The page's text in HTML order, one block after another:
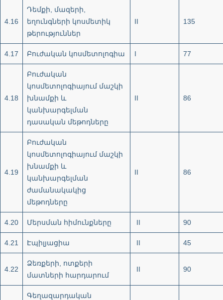
4.16
Դեմքի, մազերի,
եղունգների կոսմետիկ
թերություններ
II 135
4.17 Բուժական կոսմետոլոգիա I 77
4.18
Բուժական
կոսմետոլոգիայում մաշկի
խնամքի և
կանխարգելման
դասական մեթոդները
II 86
4.19
Բուժական
կոսմետոլոգիայում մաշկի
խնամքի և
կանխարգելման
ժամանակակից
մեթոդները
II 86
4.20 Մերսման հիմունքները II 90
4.21 Էպիլյացիա II 45
4.22
Ձեռքերի, ոտքերի
մատների հարդարում
II 90
Գեղազարդական